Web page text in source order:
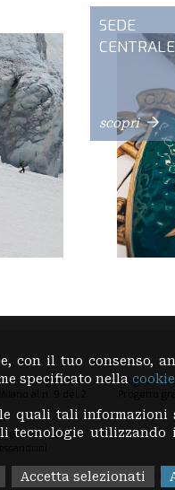
SEDE
CENTRALE
scopri
è registrata
al n. 9 del 2
Guido Sassi
Progetto
visita il
con il tuo consenso,
specificato nella
quali tali informazioni
tecnologie utilizzando
Accetta selezionati